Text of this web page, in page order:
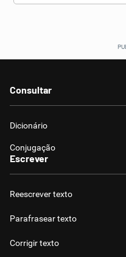
Consultar
Dicionário
Conjugação
Escrever
Reescrever texto
Parafrasear texto
Corrigir texto